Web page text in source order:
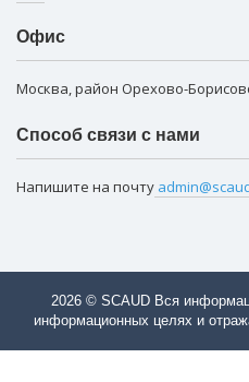
Офис
Москва, район Орехово-
Способ связи с нами
Напишите на почту
2026 © SCAUD Вся
информационных целях и